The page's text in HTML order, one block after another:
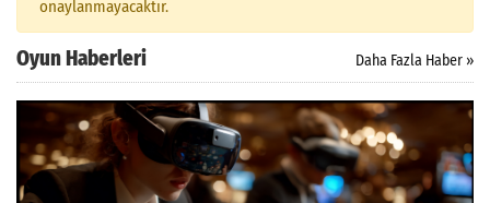
onaylanmayacaktır.
Oyun Haberleri Daha Fazla Haber »